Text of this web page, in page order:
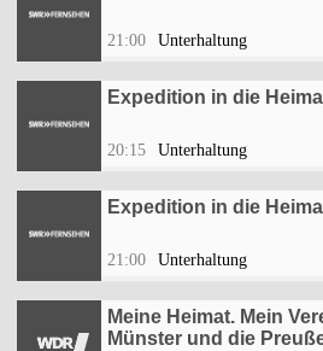
21:00 Unterhaltung
Expedition in die
20:15 Unterhaltung
Expedition in die
21:00 Unterhaltung
Meine Heimat. Mein
Münster und die